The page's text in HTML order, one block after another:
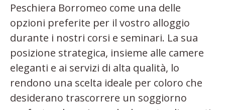
Peschiera Borromeo come una delle
opzioni preferite per il vostro alloggio
durante i nostri corsi e seminari. La sua
posizione strategica, insieme alle camere
eleganti e ai servizi di alta qualità, lo
rendono una scelta ideale per coloro che
desiderano trascorrere un soggiorno